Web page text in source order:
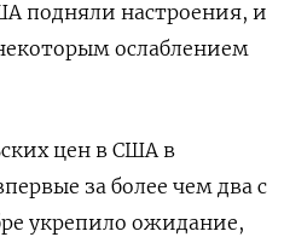
подняли настроения, и
ослаблением
цен в США в
за более чем два с
укрепило ожидание,